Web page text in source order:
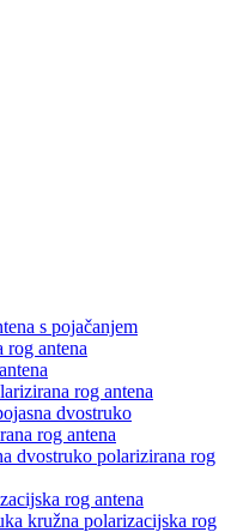
s pojačanjem
rog antena
rog antena
dvostruko
rog antena
dvostruko polarizirana rog
rog antena
kružna polarizacijska rog